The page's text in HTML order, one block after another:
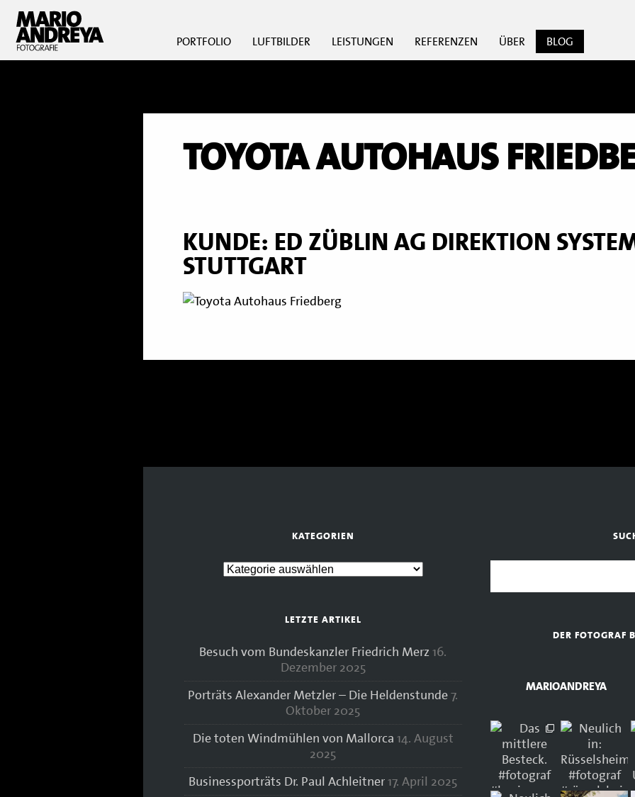
PORTFOLIO LUFTBILDER LEISTUNGEN REFERENZEN ÜBER BLOG
TOYOTA AUTOHAUS
KUNDE: ED ZÜBLIN AG DIREKTION
STUTTGART
KATEGORIEN
LETZTE ARTIKEL
Besuch vom Bundeskanzler Friedrich Merz 16.
Dezember 2025
Porträts Alexander Metzler – Die Heldenstunde7.
Oktober 2025
Die toten Windmühlen von Mallorca 14. August
2025
Businessporträts Dr. Paul Achleitner17. April 2025
DER FOTOGRAF
MARIOANDREYA